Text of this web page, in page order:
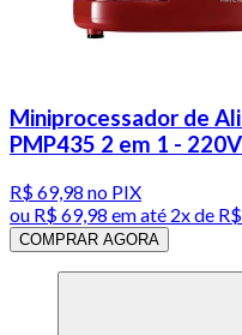
Miniprocessador de
PMP435 2 em 1 - 220V
R$ 69,98 no PIX
ou R$ 69,98 em até 2x de
COMPRAR AGORA